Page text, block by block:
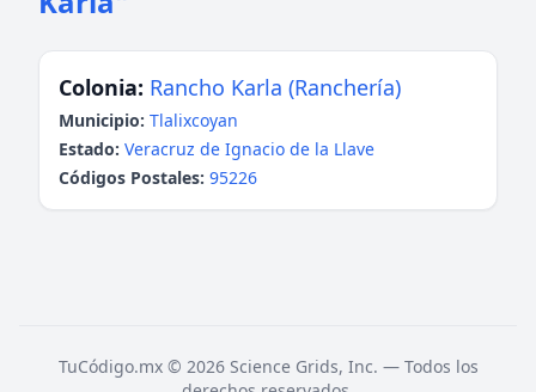
Colonia: Rancho Karla (Ranchería)
Municipio: Tlalixcoyan
Estado: Veracruz de Ignacio de la Llave
Códigos Postales: 95226
TuCódigo.mx © 2026 Science Grids, Inc. — Todos los